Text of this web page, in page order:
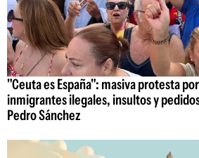
"Ceuta es España": masiva protesta
inmigrantes ilegales, insultos y
Pedro Sánchez